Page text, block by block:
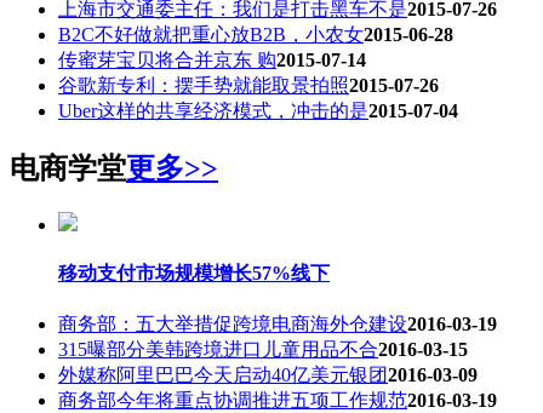
上海市交通委主任：我们是打击黑车不是2015-07-26
B2C不好做就把重心放B2B，小农女2015-06-28
传蜜芽宝贝将合并京东 购2015-07-14
谷歌新专利：摆手势就能取景拍照2015-07-26
Uber这样的共享经济模式，冲击的是2015-07-04
电商学堂更多>>
移动支付市场规模增长57%线下
商务部：五大举措促跨境电商海外仓建设2016-03-19
315曝部分美韩跨境进口儿童用品不合2016-03-15
外媒称阿里巴巴今天启动40亿美元银团2016-03-09
商务部今年将重点协调推进五项工作规范2016-03-19